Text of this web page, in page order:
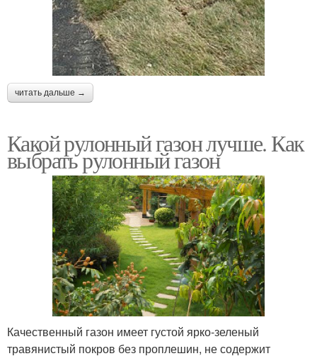
читать дальше →
Какой рулонный газон лучше. Как
выбрать рулонный газон
Качественный газон имеет густой ярко-зеленый
травянистый покров без проплешин, не содержит